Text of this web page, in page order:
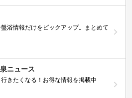
浴情報だけをピックアップ。まとめて
ニュース
きたくなる！お得な情報を掲載中